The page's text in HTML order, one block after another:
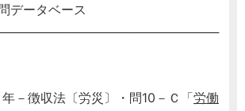
ータベース
－徴収法〔労災〕・問10－Ｃ「労働